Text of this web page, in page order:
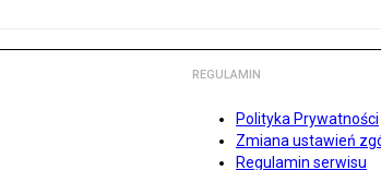
REGULAMIN
Polityka Prywatności
Zmiana ustawień
Regulamin serwisu